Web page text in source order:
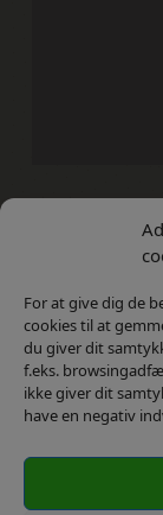
For at give dig de
cookies til at
du giver dit
f.eks.
ikke giver dit
have en negativ